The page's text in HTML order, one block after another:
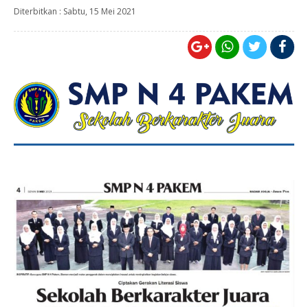
Diterbitkan : Sabtu, 15 Mei 2021